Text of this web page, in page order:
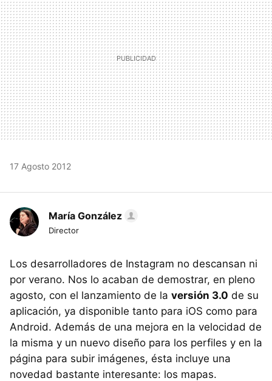
17 Agosto 2012
María González
Director
Los desarrolladores de Instagram no descansan ni
por verano. Nos lo acaban de demostrar, en pleno
agosto, con el lanzamiento de la versión 3.0 de su
aplicación, ya disponible tanto para iOS como para
Android. Además de una mejora en la velocidad de
la misma y un nuevo diseño para los perfiles y en la
página para subir imágenes, ésta incluye una
novedad bastante interesante: los mapas.